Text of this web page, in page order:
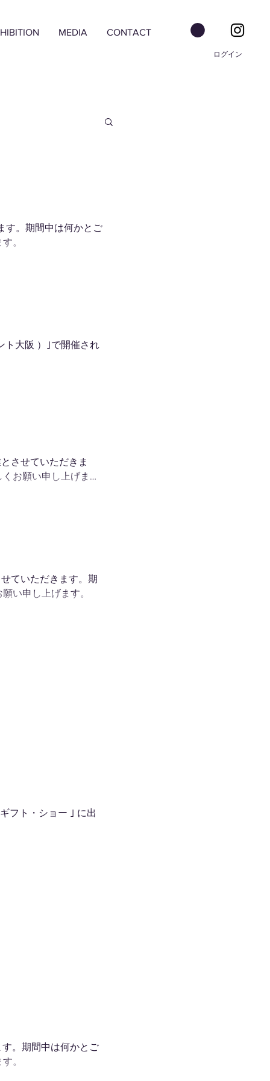
MEDIA CONTACT
ログイン
す。期間中は何かとご
。
ト大阪 ）｣で開催され
させていただきま
お願い申し上げま
ていただきます。期
い申し上げます。
フト・ショー ｣ に出
す。期間中は何かとご
。